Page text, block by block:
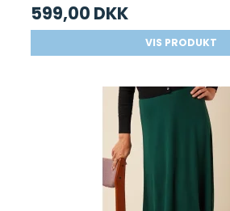
599,00 DKK
VIS PRODUKT